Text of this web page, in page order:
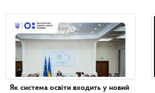
Як система освіти входить у новий